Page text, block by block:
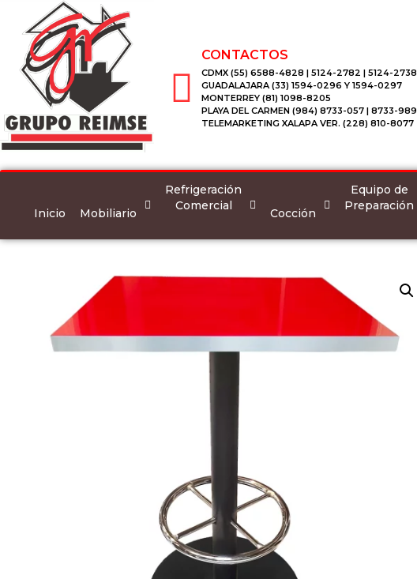
CONTACTOS
CDMX (55) 6588-4828 | 5124-2782 | 5124-2738
GUADALAJARA (33) 1594-0296 Y 1594-0297
MONTERREY (81) 1098-8205
PLAYA DEL CARMEN (984) 8733-057 | 8733-989
TELEMARKETING XALAPA VER. (228) 810-8077
Inicio Mobiliario
Refrigeración
Comercial
Cocción
Equipo de
Preparación